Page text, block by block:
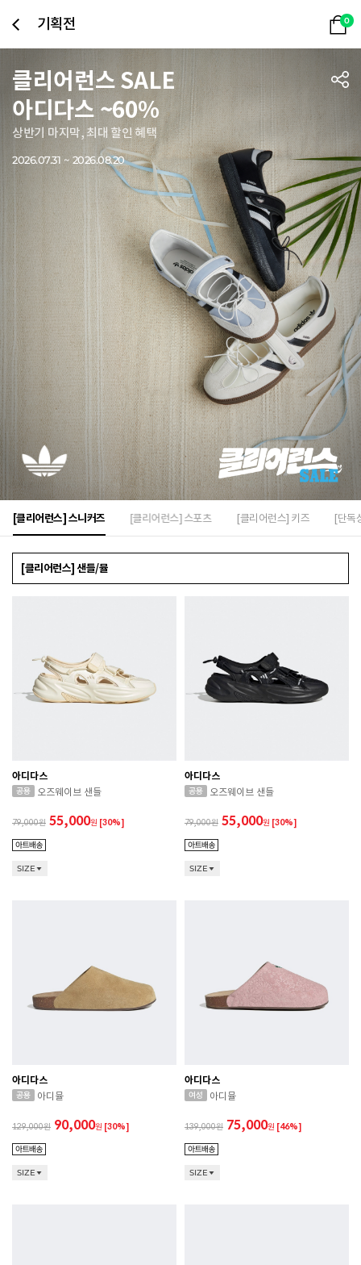
기획전 0
클리어런스 SALE
아디다스 ~60%
상반기 마지막, 최대 할인 혜택
2026.07.31 ~ 2026.08.20
[클리어런스] 스니커즈 [클리어런스] 스포츠 [클리어런스] 키즈 [단독
[클리어런스] 샌들/뮬
아디다스
오즈웨이브 샌들
79,000 55,000원 [30%]
SIZE
아디다스
오즈웨이브 샌들
79,000 55,000원 [30%]
SIZE
아디다스
아디뮬
129,000 90,000원 [30%]
SIZE
아디다스
아디뮬
139,000 75,000원 [46%]
SIZE